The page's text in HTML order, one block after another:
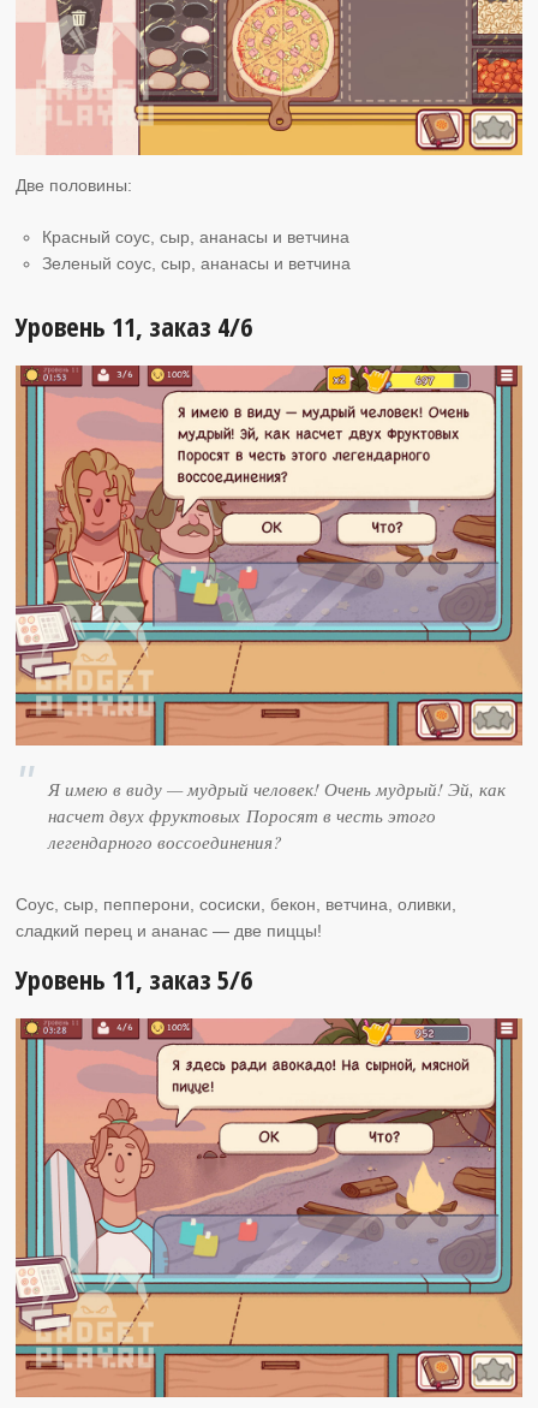
Две половины:
Красный соус, сыр, ананасы и ветчина
Зеленый соус, сыр, ананасы и ветчина
Уровень 11, заказ 4/6
Я имею в виду — мудрый человек! Очень мудрый! Эй, как
насчет двух фруктовых Поросят в честь этого
легендарного воссоединения?
Соус, сыр, пепперони, сосиски, бекон, ветчина, оливки,
сладкий перец и ананас — две пиццы!
Уровень 11, заказ 5/6